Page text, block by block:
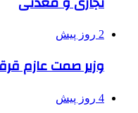
2 روز پیش
وزیر صمت عازم
4 روز پیش